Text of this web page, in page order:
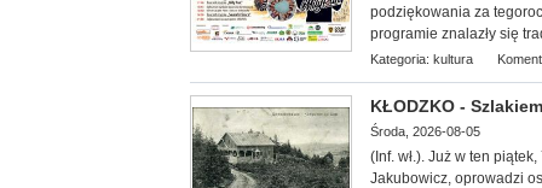
podziękowania za
programie znalazły się
Kategoria: kultura
KŁODZKO -
Środa, 2026-08-05
(Inf. wł.). Już w ten
Jakubowicz, oprowadzi